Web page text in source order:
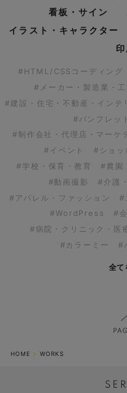
看板・サイン
イラスト・キャラクター
#HTML/CSSコーディング
#メーカー・製造業・
#建設・住宅・不動産・インテ
#パンフレッ
#制作会社・代理店・マーケ
#イベント
#ショッ
#学校・保育・教育
#農園
#動画撮影
#介護
#アパレル・ファッション
#
#WordPress
#
#病院・クリニック・医
#カラーミー
#
全て
HOME WORKS